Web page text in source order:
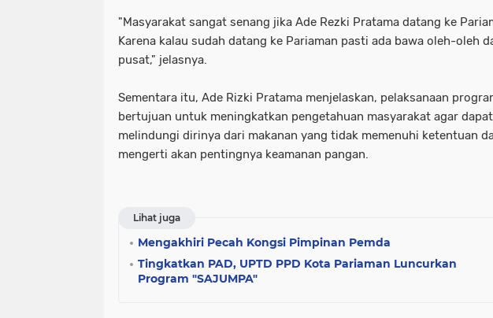
"Masyarakat sangat senang jika Ade Rezki Pratama datang ke
Karena kalau sudah datang ke Pariaman pasti ada bawa oleh-oleh
pusat," jelasnya.
Sementara itu, Ade Rizki Pratama menjelaskan, pelaksanaan
bertujuan untuk meningkatkan pengetahuan masyarakat agar dapat
melindungi dirinya dari makanan yang tidak memenuhi ketentuan
mengerti akan pentingnya keamanan pangan.
Lihat juga
Mengakhiri Pecah Kongsi Pimpinan Pemda
Tingkatkan PAD, UPTD PPD Kota Pariaman Luncurkan
Program "SAJUMPA"